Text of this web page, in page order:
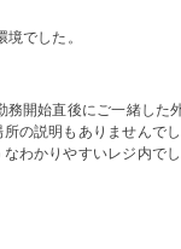
でした。
開始直後にご一緒した
の説明もありませんで
わかりやすいレジ内で